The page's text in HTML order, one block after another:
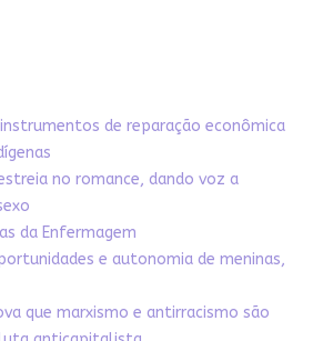
de reparação econômica
no romance, dando voz a
da Enfermagem
e autonomia de meninas,
que marxismo e antirracismo são